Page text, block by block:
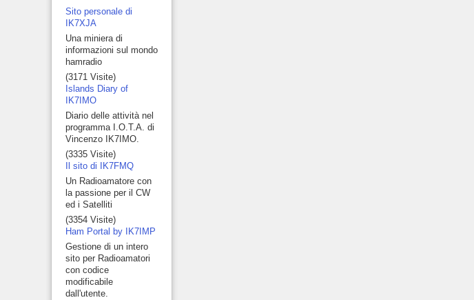
Sito personale di
IK7XJA
Una miniera di
informazioni sul mondo
hamradio
(3171 Visite)
Islands Diary of
IK7IMO
Diario delle attività nel
programma I.O.T.A. di
Vincenzo IK7IMO.
(3335 Visite)
Il sito di IK7FMQ
Un Radioamatore con
la passione per il CW
ed i Satelliti
(3354 Visite)
Ham Portal by IK7IMP
Gestione di un intero
sito per Radioamatori
con codice
modificabile
dall'utente.